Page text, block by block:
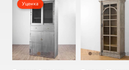
Уценка